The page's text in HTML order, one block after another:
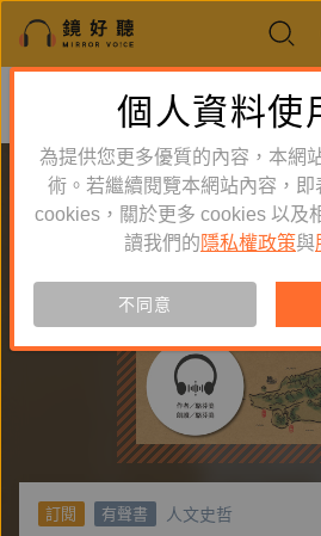
鏡好聽全新APP上線
體驗全面升級，即刻下載
訂閱 有聲書 人文史哲
個人資料使
為提供您更多優質的內容，本網
術。若繼續閱覽本網站內容，即
cookies，關於更多 cookies 以及
讀我們的 隱私權政策與
不同意